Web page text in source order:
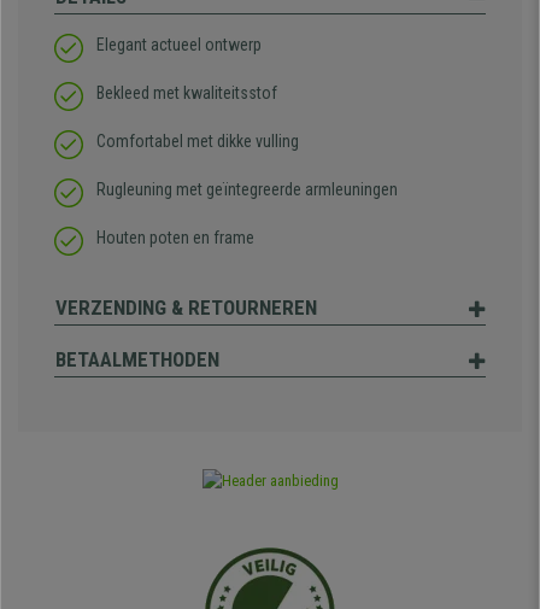
Elegant actueel ontwerp
Bekleed met kwaliteitsstof
Comfortabel met dikke vulling
Rugleuning met geïntegreerde armleuningen
Houten poten en frame
VERZENDING & RETOURNEREN
BETAALMETHODEN